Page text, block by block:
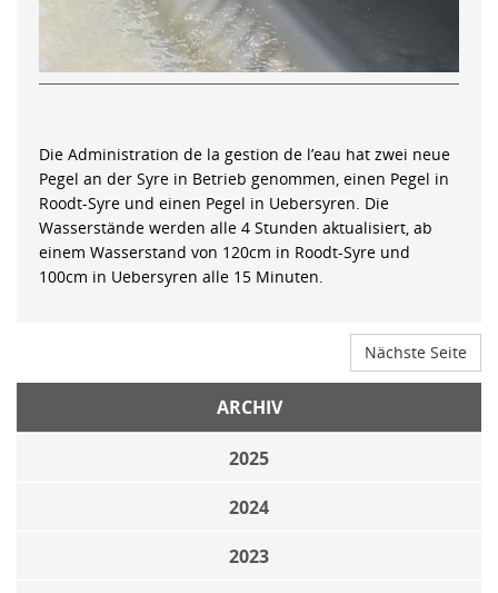
Die Administration de la gestion de l’eau hat zwei neue
Pegel an der Syre in Betrieb genommen, einen Pegel in
Roodt-Syre und einen Pegel in Uebersyren. Die
Wasserstände werden alle 4 Stunden aktualisiert, ab
einem Wasserstand von 120cm in Roodt-Syre und
100cm in Uebersyren alle 15 Minuten.
Nächste Seite
ARCHIV
2025
2024
2023